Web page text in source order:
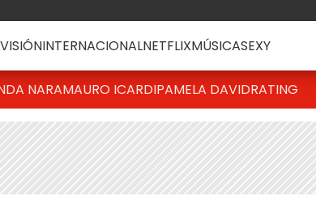
INTERNACIONALNETFLIXMÚSICASEXY
NARAMAURO ICARDIPAMELA DAVIDRATING